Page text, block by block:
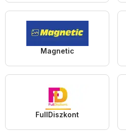
Magnetic
FullDiszkont